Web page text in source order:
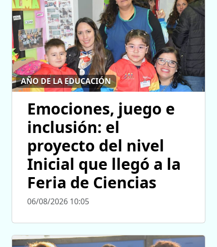
AÑO DE LA EDUCACIÓN
Emociones, juego e
inclusión: el
proyecto del nivel
Inicial que llegó a la
Feria de Ciencias
06/08/2026 10:05